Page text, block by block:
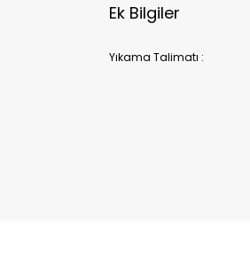
Ek Bilgiler
Yıkama Talimatı :